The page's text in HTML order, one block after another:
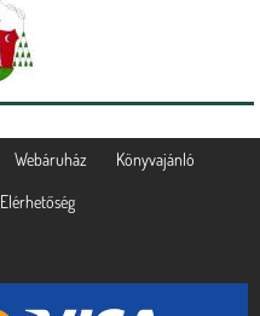
Webáruház Könyvajánló
Elérhetőség